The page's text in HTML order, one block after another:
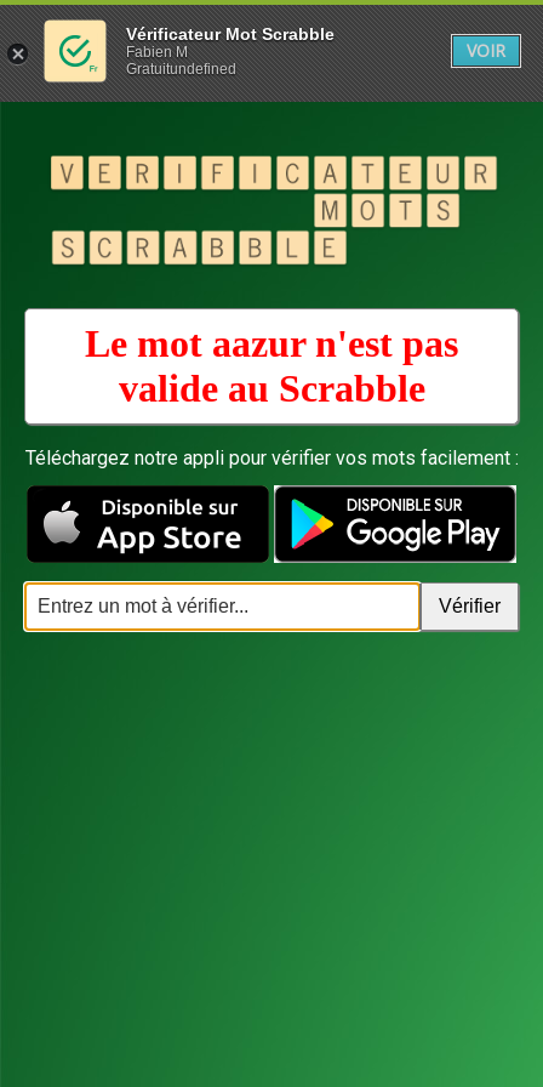
Le mot aazur n'est pas
valide au Scrabble
Téléchargez notre appli pour vérifier vos mots facilement :
Vérificateur Mot Scrabble
Fabien M
Gratuitundefined
VOIR